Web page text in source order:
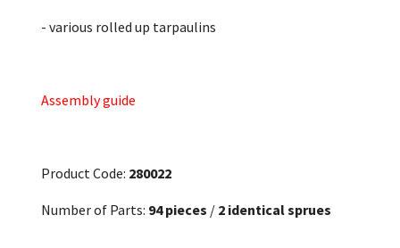
- various rolled up tarpaulins
Assembly guide
Product Code: 280022
Number of Parts: 94 pieces / 2 identical sprues